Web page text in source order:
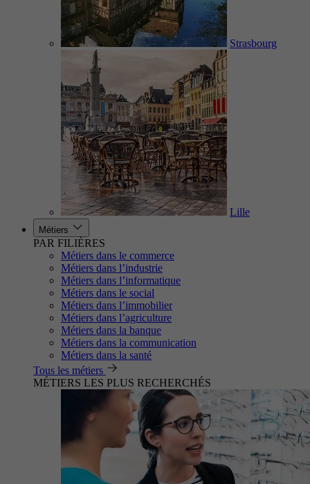
Strasbourg
Lille
Métiers
PAR FILIÈRES
Métiers dans le commerce
Métiers dans l’industrie
Métiers dans l’informatique
Métiers dans le social
Métiers dans l’immobilier
Métiers dans l’agriculture
Métiers dans la banque
Métiers dans la communication
Métiers dans la santé
Tous les métiers
MÉTIERS LES PLUS RECHERCHÉS